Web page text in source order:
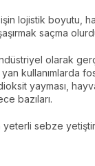
lojistik
saçma
olarak
kullanımlarda
yayması,
bazıları.
sebze